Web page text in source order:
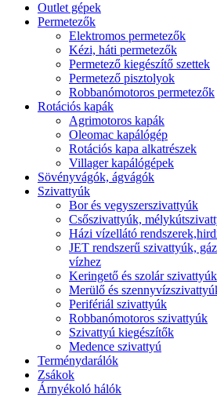
Outlet gépek
Permetezők
Elektromos permetezők
Kézi, háti permetezők
Permetező kiegészítő szettek
Permetező pisztolyok
Robbanómotoros permetezők
Rotációs kapák
Agrimotoros kapák
Oleomac kapálógép
Rotációs kapa alkatrészek
Villager kapálógépek
Sövényvágók, ágvágók
Szivattyúk
Bor és vegyszerszivattyúk
Csőszivattyúk,
Házi vízellátó
JET rendszerű szivattyúk,
vízhez
Keringető és szolár szivattyúk
Merülő és
Perifériál szivattyúk
Robbanómotoros szivattyúk
Szivattyú kiegészítők
Medence szivattyú
Terménydarálók
Zsákok
Árnyékoló hálók